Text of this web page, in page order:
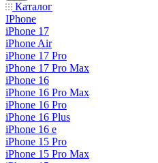
Каталог
IPhone
iPhone 17
iPhone Air
iPhone 17 Pro
iPhone 17 Pro Max
iPhone 16
iPhone 16 Pro Max
iPhone 16 Pro
iPhone 16 Plus
iPhone 16 e
iPhone 15 Pro
iPhone 15 Pro Max